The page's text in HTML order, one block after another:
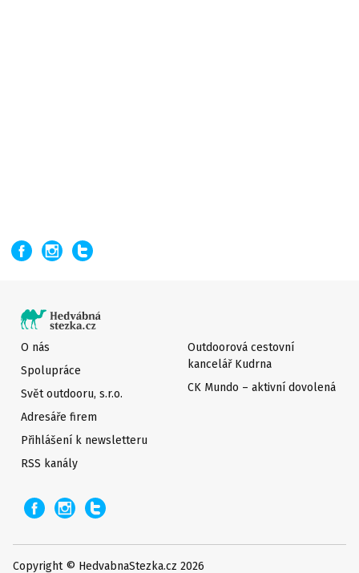
O nás
Spolupráce
Svět outdooru, s.r.o.
Adresáře firem
Přihlášení k newsletteru
Outdoorová cestovní
kancelář Kudrna
CK Mundo – aktivní dovolená
RSS kanály
Copyright © HedvabnaStezka.cz 2026